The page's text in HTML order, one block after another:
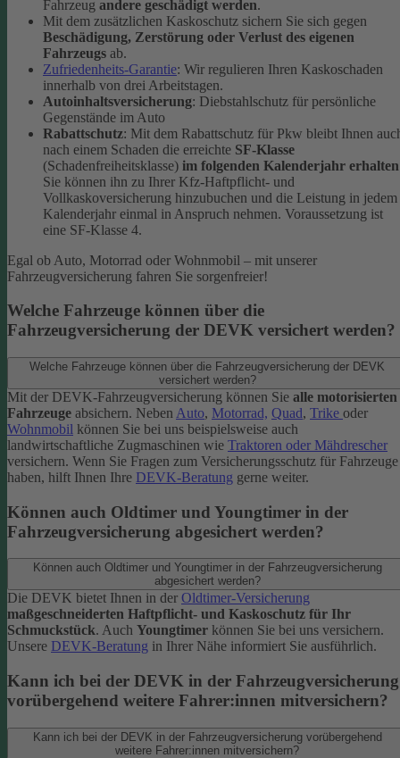
Fahrzeug andere geschädigt werden.
Mit dem zusätzlichen Kaskoschutz sichern Sie sich gegen
Beschädigung, Zerstörung oder Verlust des eigenen
Fahrzeugs ab.
Zufriedenheits-Garantie: Wir regulieren Ihren Kaskoschaden
innerhalb von drei Arbeitstagen.
Autoinhaltsversicherung: Diebstahlschutz für persönliche
Gegenstände im Auto
Rabattschutz: Mit dem Rabattschutz für Pkw bleibt Ihnen
nach einem Schaden die erreichte SF-Klasse
(Schadenfreiheitsklasse) im folgenden Kalenderjahr erhalten
Sie können ihn zu Ihrer Kfz-Haftpflicht- und
Vollkaskoversicherung hinzubuchen und die Leistung in jedem
Kalenderjahr einmal in Anspruch nehmen. Voraussetzung ist
eine SF-Klasse 4.
Egal ob Auto, Motorrad oder Wohnmobil – mit unserer
Fahrzeugversicherung fahren Sie sorgenfreier!
Welche Fahrzeuge können über die
Fahrzeugversicherung der DEVK versichert werden?
Welche Fahrzeuge können über die Fahrzeugversicherung der DEVK
versichert werden?
Mit der DEVK-Fahrzeugversicherung können Sie alle motorisierten
Fahrzeuge absichern. Neben Auto, Motorrad, Quad, Trike oder
Wohnmobil können Sie bei uns beispielsweise auch
landwirtschaftliche Zugmaschinen wie Traktoren oder Mähdrescher
versichern. Wenn Sie Fragen zum Versicherungsschutz für Fahrzeuge
haben, hilft Ihnen Ihre DEVK-Beratung gerne weiter.
Können auch Oldtimer und Youngtimer in der
Fahrzeugversicherung abgesichert werden?
Können auch Oldtimer und Youngtimer in der Fahrzeugversicherung
abgesichert werden?
Die DEVK bietet Ihnen in der Oldtimer-Versicherung
maßgeschneiderten Haftpflicht- und Kaskoschutz für Ihr
Schmuckstück. Auch Youngtimer können Sie bei uns versichern.
Unsere DEVK-Beratung in Ihrer Nähe informiert Sie ausführlich.
Kann ich bei der DEVK in der Fahrzeugversicherung
vorübergehend weitere Fahrer:innen mitversichern?
Kann ich bei der DEVK in der Fahrzeugversicherung vorübergehend
weitere Fahrer:innen mitversichern?